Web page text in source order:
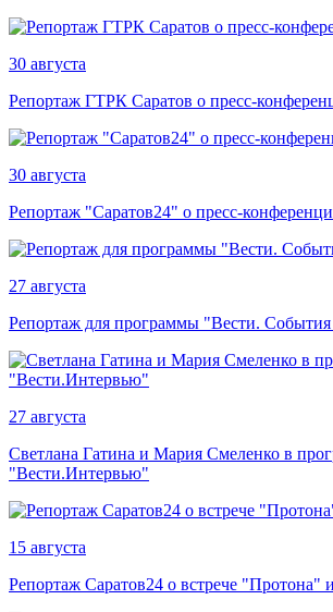
30 августа
Репортаж ГТРК Саратов о пресс-
30 августа
Репортаж "Саратов24" о пресс-
27 августа
Репортаж для программы "Вести.
27 августа
Светлана Гатина и Мария Смеленко в
"Вести.Интервью"
15 августа
Репортаж Саратов24 о встрече